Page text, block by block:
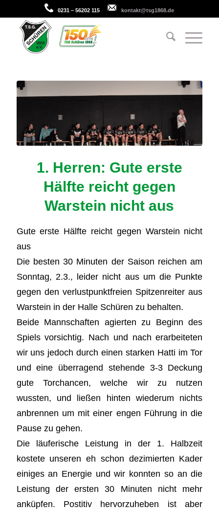
0231 – 56202 115 kontakt@tsg1868.de
1. Herren: Gute erste
Hälfte reicht gegen
Warstein nicht aus
Gute erste Hälfte reicht gegen Warstein nicht
aus
Die besten 30 Minuten der Saison reichen am
Sonntag, 2.3., leider nicht aus um die Punkte
gegen den verlustpunktfreien Spitzenreiter aus
Warstein in der Halle Schüren zu behalten.
Beide Mannschaften agierten zu Beginn des
Spiels vorsichtig. Nach und nach erarbeiteten
wir uns jedoch durch einen starken Hatti im Tor
und eine überragend stehende 3-3 Deckung
gute Torchancen, welche wir zu nutzen
wussten, und ließen hinten wiederum nichts
anbrennen um mit einer engen Führung in die
Pause zu gehen.
Die läuferische Leistung in der 1. Halbzeit
kostete unseren eh schon dezimierten Kader
einiges an Energie und wir konnten so an die
Leistung der ersten 30 Minuten nicht mehr
anküpfen. Postitiv hervorzuheben ist aber